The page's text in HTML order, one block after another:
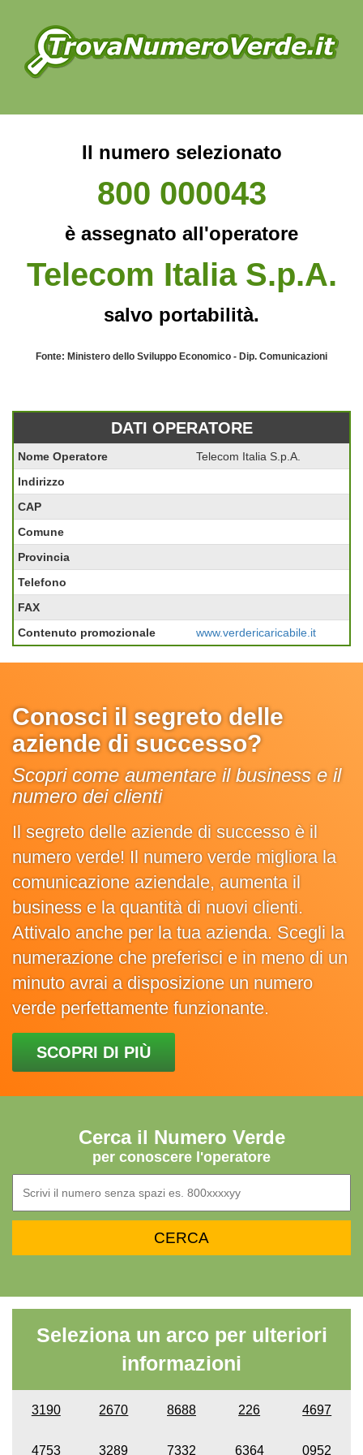
Il numero selezionato
800 000043
è assegnato all'operatore
Telecom Italia S.p.A.
salvo portabilità.
Fonte: Ministero dello Sviluppo Economico - Dip. Comunicazioni
DATI OPERATORE
Nome Operatore
Telecom Italia S.p.A.
Indirizzo
CAP
Comune
Provincia
Telefono
FAX
Contenuto promozionale
www.verdericaricabile.it
Conosci il segreto delle
aziende di successo?
Scopri come aumentare il business e il
numero dei clienti
Il segreto delle aziende di successo è il
numero verde! Il numero verde migliora la
comunicazione aziendale, aumenta il
business e la quantità di nuovi clienti.
Attivalo anche per la tua azienda. Scegli la
numerazione che preferisci e in meno di un
minuto avrai a disposizione un numero
verde perfettamente funzionante.
SCOPRI DI PIÙ
Cerca il Numero Verde
per conoscere l'operatore
Seleziona un arco per ulteriori
informazioni
3190 2670 8688 226 4697
4753 3289 7332 6364 0952